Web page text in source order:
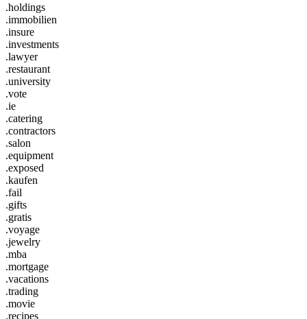
.holdings
.immobilien
.insure
.investments
.lawyer
.restaurant
.university
.vote
.ie
.catering
.contractors
.salon
.equipment
.exposed
.kaufen
.fail
.gifts
.gratis
.voyage
.jewelry
.mba
.mortgage
.vacations
.trading
.movie
.recipes